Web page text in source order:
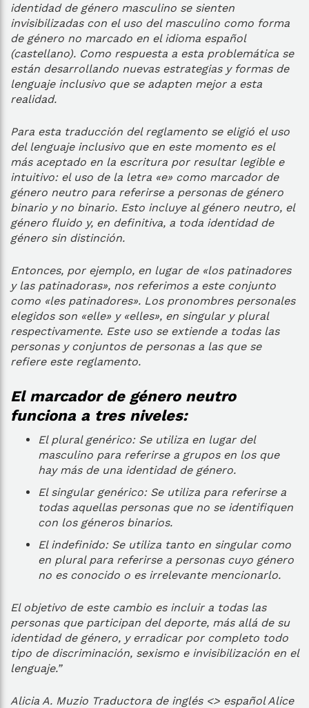
identidad de género masculino se sienten
invisibilizadas con el uso del masculino como forma
de género no marcado en el idioma español
(castellano). Como respuesta a esta problemática se
están desarrollando nuevas estrategias y formas de
lenguaje inclusivo que se adapten mejor a esta
realidad.
Para esta traducción del reglamento se eligió el uso
del lenguaje inclusivo que en este momento es el
más aceptado en la escritura por resultar legible e
intuitivo: el uso de la letra «e» como marcador de
género neutro para referirse a personas de género
binario y no binario. Esto incluye al género neutro, el
género fluido y, en definitiva, a toda identidad de
género sin distinción.
Entonces, por ejemplo, en lugar de «los patinadores
y las patinadoras», nos referimos a este conjunto
como «les patinadores». Los pronombres personales
elegidos son «elle» y «elles», en singular y plural
respectivamente. Este uso se extiende a todas las
personas y conjuntos de personas a las que se
refiere este reglamento.
El marcador de género neutro
funciona a tres niveles:
El plural genérico: Se utiliza en lugar del
masculino para referirse a grupos en los que
hay más de una identidad de género.
El singular genérico: Se utiliza para referirse a
todas aquellas personas que no se identifiquen
con los géneros binarios.
El indefinido: Se utiliza tanto en singular como
en plural para referirse a personas cuyo género
no es conocido o es irrelevante mencionarlo.
El objetivo de este cambio es incluir a todas las
personas que participan del deporte, más allá de su
identidad de género, y erradicar por completo todo
tipo de discriminación, sexismo e invisibilización en el
lenguaje.”
Alicia A. Muzio Traductora de inglés <> español Alice